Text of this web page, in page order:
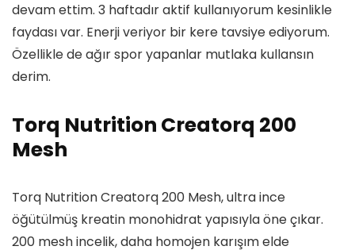
devam ettim. 3 haftadır aktif kullanıyorum kesinlikle
faydası var. Enerji veriyor bir kere tavsiye ediyorum.
Özellikle de ağır spor yapanlar mutlaka kullansın
derim.
Torq Nutrition Creatorq 200
Mesh
Torq Nutrition Creatorq 200 Mesh, ultra ince
öğütülmüş kreatin monohidrat yapısıyla öne çıkar.
200 mesh incelik, daha homojen karışım elde